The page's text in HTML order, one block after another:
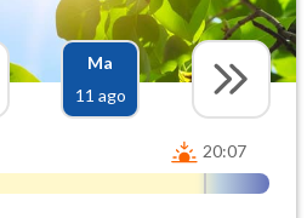
Ma
11 ago
20:07